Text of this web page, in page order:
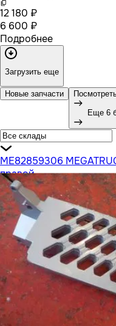
12 180 ₽
6 600 ₽
Подробнее
Загрузить еще
Новые запчасти
Еще 6
ME82859306
правой